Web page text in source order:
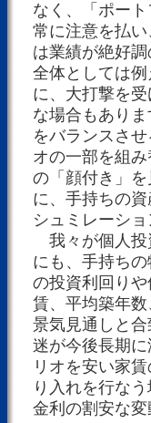
なく、「ポー
常に注意を払
は業績が絶好
全体としては
に、大打撃を
な場合もあり
をバランスさ
オの一部を組
の「顔付き」
に、手持ちの
シュミレーシ
我々が個人投
にも、手持ち
の投資利回り
賃、平均築年
景気見通しと
迷が今後長期
リオを安い家
り入れを行な
金利の割安な